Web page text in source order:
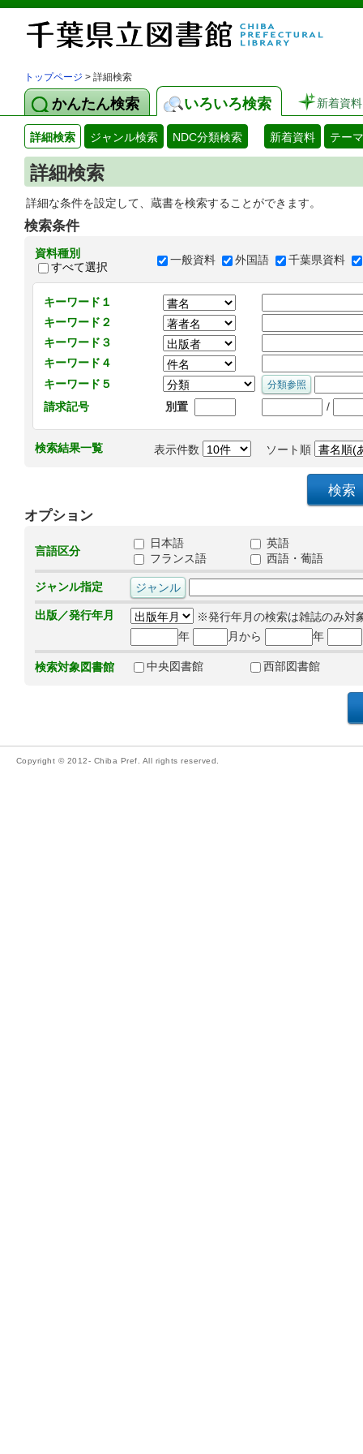
トップページ > 詳細検索
かんたん検索 いろいろ検索 新着資料
詳細検索 ジャンル検索 NDC分類検索 新着資料 テー
詳細検索
詳細な条件を設定して、蔵書を検索することができます。
検索条件
資料種別
すべて選択
一般資料 外国語 千葉県資料
キーワード１
キーワード２
キーワード３
キーワード４
キーワード５
請求記号
別置 /
検索結果一覧 表示件数 ソート順
オプション
言語区分
日本語
英語
フランス語
西語・葡語
ジャンル指定
出版／発行年月
※発行年月の検索は雑誌のみ対
年
月から 年
検索対象図書館 中央図書館 西部図書館
Copyright © 2012- Chiba Pref. All rights reserved.